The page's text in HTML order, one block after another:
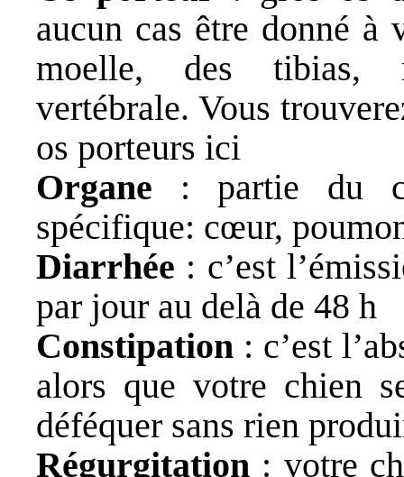
aucun cas être donné à
moelle, des tibias,
vertébrale. Vous
os porteurs ici
Organe : partie du
spécifique: cœur,
Diarrhée : c’est
par jour au delà de 48 h
Constipation : c’est
alors que votre chien
déféquer sans rien
Régurgitation : votre